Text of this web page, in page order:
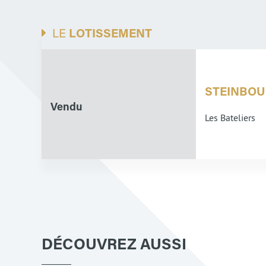
LE LOTISSEMENT
Vendu
Les Bateliers
DÉCOUVREZ AUSSI